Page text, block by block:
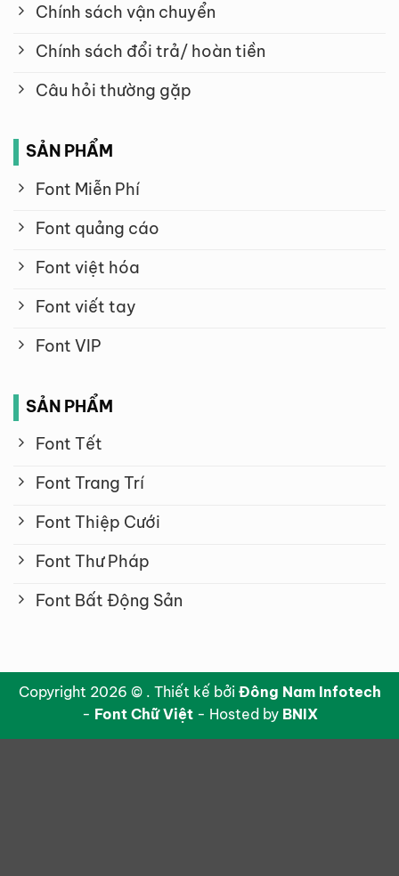
Chính sách vận chuyển
Chính sách đổi trả/ hoàn tiền
Câu hỏi thường gặp
SẢN PHẨM
Font Miễn Phí
Font quảng cáo
Font việt hóa
Font viết tay
Font VIP
SẢN PHẨM
Font Tết
Font Trang Trí
Font Thiệp Cưới
Font Thư Pháp
Font Bất Động Sản
Copyright 2026 © . Thiết kế bởi Đông Nam Infotech
- Font Chữ Việt- Hosted by BNIX